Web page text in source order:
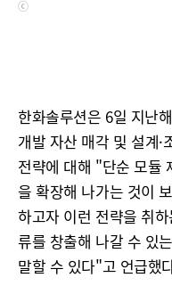
ⓒ
한화솔루션은 6일 지난
개발 자산 매각 및 설계·
전략에 대해 "단순 모듈
을 확장해 나가는 것이
하고자 이런 전략을 취
류를 창출해 나갈 수 있
말할 수 있다"고 언급했